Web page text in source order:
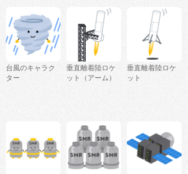
台風のキャラク
ター
垂直離着陸ロケ
ット（アーム）
垂直離着陸ロケ
ット